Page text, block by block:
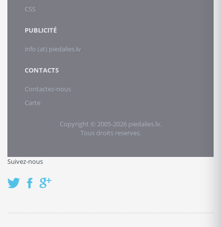
CSS
PUBLICITÉ
info (at) piedalies.lv
CONTACTS
Contactez-nous
Carte
Copyright © 2005-2026 piedalies.lv.
Tous droits reserves.
Suivez-nous